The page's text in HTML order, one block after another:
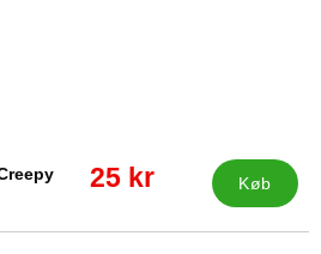
pris
25 kr Køb